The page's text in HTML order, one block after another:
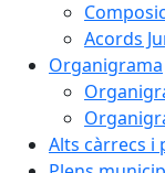
Acords
Organigrama
Alts càrrecs i